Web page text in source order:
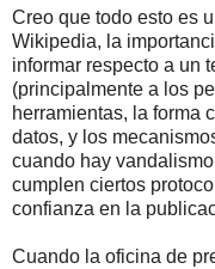
Creo que todo esto es
Wikipedia, la
informar respecto a un
(principalmente a los
herramientas, la forma
datos, y los
cuando hay
cumplen ciertos
confianza en la
Cuando la oficina de